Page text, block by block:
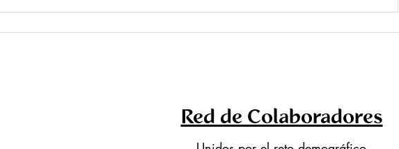
Red de Colaboradores